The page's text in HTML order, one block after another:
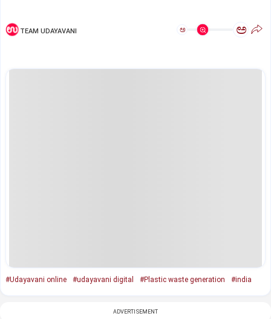
TEAM UDAYAVANI ಅ ಅ
#Udayavani online #udayavani digital #Plastic waste generation #india
ADVERTISEMENT